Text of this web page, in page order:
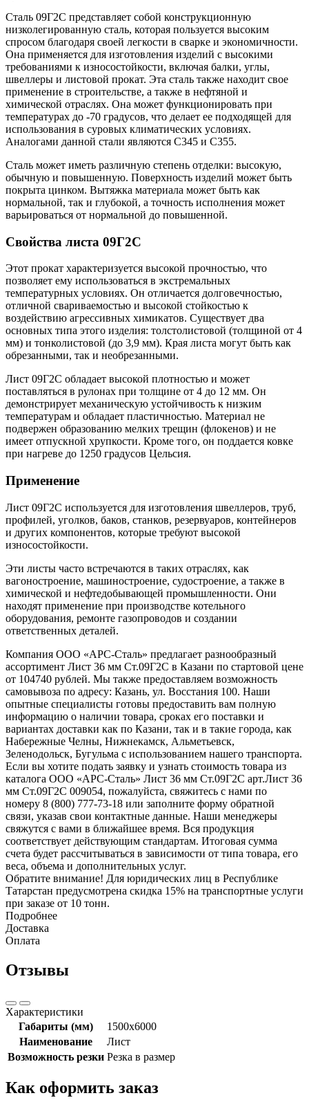
Сталь 09Г2С представляет собой конструкционную
низколегированную сталь, которая пользуется высоким
спросом благодаря своей легкости в сварке и экономичности.
Она применяется для изготовления изделий с высокими
требованиями к износостойкости, включая балки, углы,
швеллеры и листовой прокат. Эта сталь также находит свое
применение в строительстве, а также в нефтяной и
химической отраслях. Она может функционировать при
температурах до -70 градусов, что делает ее подходящей для
использования в суровых климатических условиях.
Аналогами данной стали являются С345 и С355.
Сталь может иметь различную степень отделки: высокую,
обычную и повышенную. Поверхность изделий может быть
покрыта цинком. Вытяжка материала может быть как
нормальной, так и глубокой, а точность исполнения может
варьироваться от нормальной до повышенной.
Свойства листа 09Г2С
Этот прокат характеризуется высокой прочностью, что
позволяет ему использоваться в экстремальных
температурных условиях. Он отличается долговечностью,
отличной свариваемостью и высокой стойкостью к
воздействию агрессивных химикатов. Существует два
основных типа этого изделия: толстолистовой (толщиной от 4
мм) и тонколистовой (до 3,9 мм). Края листа могут быть как
обрезанными, так и необрезанными.
Лист 09Г2С обладает высокой плотностью и может
поставляться в рулонах при толщине от 4 до 12 мм. Он
демонстрирует механическую устойчивость к низким
температурам и обладает пластичностью. Материал не
подвержен образованию мелких трещин (флокенов) и не
имеет отпускной хрупкости. Кроме того, он поддается ковке
при нагреве до 1250 градусов Цельсия.
Применение
Лист 09Г2С используется для изготовления швеллеров, труб,
профилей, уголков, баков, станков, резервуаров, контейнеров
и других компонентов, которые требуют высокой
износостойкости.
Эти листы часто встречаются в таких отраслях, как
вагоностроение, машиностроение, судостроение, а также в
химической и нефтедобывающей промышленности. Они
находят применение при производстве котельного
оборудования, ремонте газопроводов и создании
ответственных деталей.
Компания ООО «АРС-Сталь» предлагает разнообразный
ассортимент Лист 36 мм Ст.09Г2С в Казани по стартовой цене
от 104740 рублей. Мы также предоставляем возможность
самовывоза по адресу: Казань, ул. Восстания 100. Наши
опытные специалисты готовы предоставить вам полную
информацию о наличии товара, сроках его поставки и
вариантах доставки как по Казани, так и в такие города, как
Набережные Челны, Нижнекамск, Альметьевск,
Зеленодольск, Бугульма с использованием нашего транспорта.
Если вы хотите подать заявку и узнать стоимость товара из
каталога ООО «АРС-Сталь» Лист 36 мм Ст.09Г2С арт.Лист 36
мм Ст.09Г2С 009054, пожалуйста, свяжитесь с нами по
номеру 8 (800) 777-73-18 или заполните форму обратной
связи, указав свои контактные данные. Наши менеджеры
свяжутся с вами в ближайшее время. Вся продукция
соответствует действующим стандартам. Итоговая сумма
счета будет рассчитываться в зависимости от типа товара, его
веса, объема и дополнительных услуг.
Обратите внимание! Для юридических лиц в Республике
Татарстан предусмотрена скидка 15% на транспортные услуги
при заказе от 10 тонн.
Подробнее
Доставка
Оплата
Отзывы
Характеристики
Габариты (мм)
1500x6000
Наименование
Лист
Возможность резки Резка в размер
Как оформить заказ